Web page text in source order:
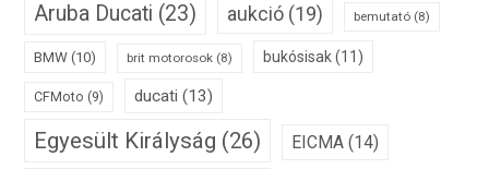
Aruba Ducati (23) aukció (19) bemutató (8)
BMW (10) brit motorosok (8) bukósisak(11)
CFMoto (9) ducati (13)
Egyesült Királyság (26) EICMA (14)